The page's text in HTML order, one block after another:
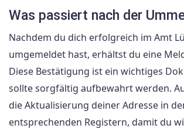
Was passiert nach der
Nachdem du dich erfolgreich im Amt
umgemeldet hast, erhältst du eine
Diese Bestätigung ist ein wichtiges
sollte sorgfältig aufbewahrt werden.
die Aktualisierung deiner Adresse in
entsprechenden Registern, damit du